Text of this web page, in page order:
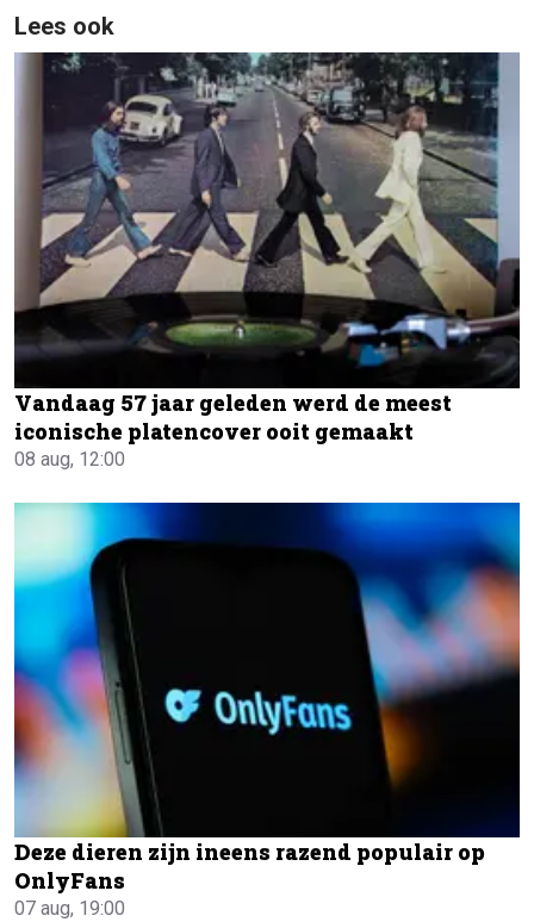
Lees ook
Vandaag 57 jaar geleden werd de meest
iconische platencover ooit gemaakt
08 aug, 12:00
Deze dieren zijn ineens razend populair op
OnlyFans
07 aug, 19:00